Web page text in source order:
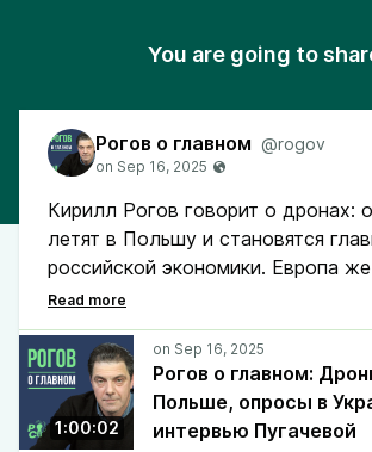
You are going to
Рогов о главном @rogov
Кирилл Рогов говорит о дронах:
летят в Польшу и становятся
российской экономики. Европа же
демонстрирует свою уязвимость,
снова оказывается в ситуации,
решать — делать вид, что ничего
не произошло, или отвечать
Уже традиционно отдельно
1:00:02
Рогов о главном:
Польше, опросы в
интервью Пугачевой